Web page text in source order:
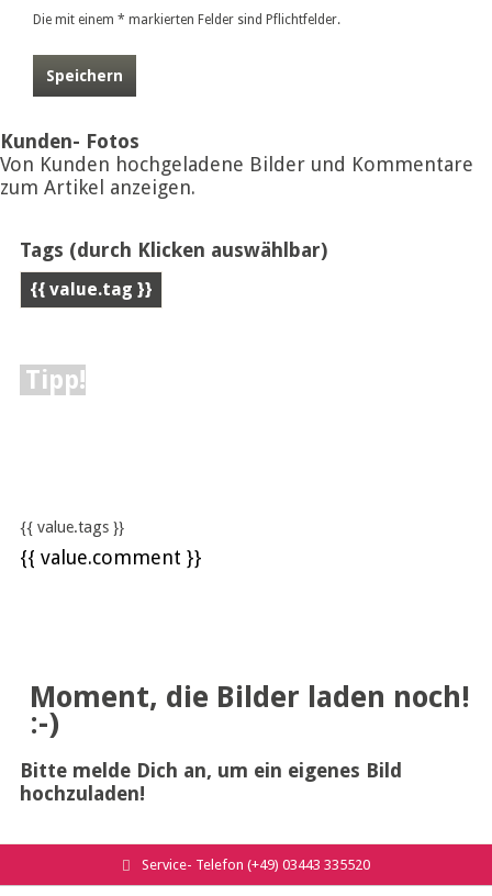
Die mit einem * markierten Felder sind Pflichtfelder.
Speichern
Kunden- Fotos
Von Kunden hochgeladene Bilder und Kommentare
zum Artikel anzeigen.
Tags (durch Klicken auswählbar)
{{ value.tag }}
Tipp!
{{ value.tags }}
{{ value.comment }}
Moment, die Bilder laden noch!
:-)
Bitte melde Dich an, um ein eigenes Bild
hochzuladen!
Service- Telefon (+49) 03443 335520